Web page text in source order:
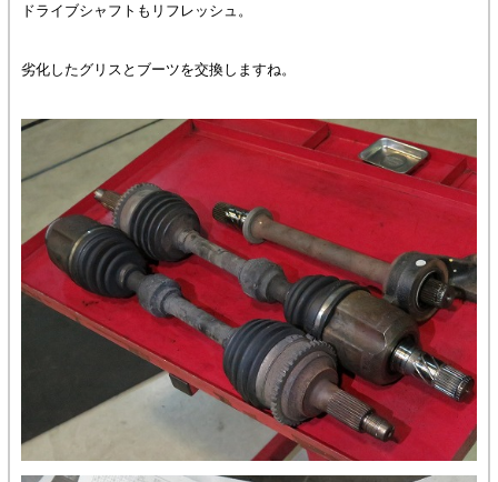
ドライブシャフトもリフレッシュ。
劣化したグリスとブーツを交換しますね。